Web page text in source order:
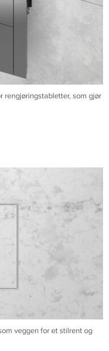
rengjøringstabletter, som gjør
veggen for et stilrent og